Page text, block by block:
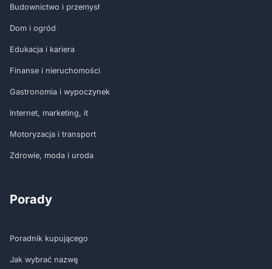
Budownictwo i przemysł
Dom i ogród
Edukacja i kariera
Finanse i nieruchomości
Gastronomia i wypoczynek
Internet, marketing, it
Motoryzacja i transport
Zdrowie, moda i uroda
Porady
Poradnik kupującego
Jak wybrać nazwę